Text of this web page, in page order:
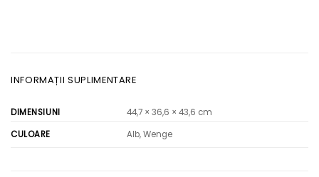
INFORMAȚII SUPLIMENTARE
DIMENSIUNI
44,7 × 36,6 × 43,6 cm
CULOARE
Alb, Wenge